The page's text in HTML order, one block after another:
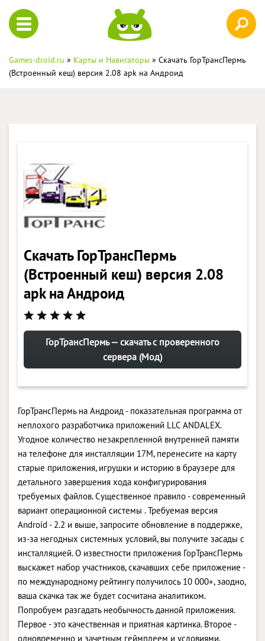
Games-droid.ru » Карты и Навигаторы » Скачать ГорТрансПермь
(Встроенный кеш) версия 2.08 apk на Андроид
Скачать ГорТрансПермь
(Встроенный кеш) версия 2.08
apk на Андроид
ГорТрансПермь — скачать с проверенного
сервера (Мод)
ГорТрансПермь на Андроид - показательная программа от
неплохого разработчика приложений LLC ANDALEX.
Угодное количество незакрепленной внутренней памяти
на телефоне для инсталляции 17M, перенесите на карту
старые приложения, игрушки и историю в браузере для
детального завершения хода конфигурирования
требуемых файлов. Существенное правило - современный
вариант операционной системы . Требуемая версия
Android - 2.2 и выше, запросите обновление в поддержке,
из-за негодных системных условий, вы получите засады с
инсталляцией. О известности приложения ГорТрансПермь
выскажет набор участников, скачавших себе приложение -
по международному рейтингу получилось 10 000+, заодно,
ваша скачка так же будет сосчитана аналитиком.
Попробуем разгадать необычность данной приложения.
Первое - это качественная и приятная картинка. Второе -
одновременно и зачетным геймплеем и условиями.